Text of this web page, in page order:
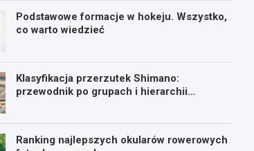
Podstawowe formacje w hokeju. Wszystko,
co warto wiedzieć
Klasyfikacja przerzutek Shimano:
przewodnik po grupach i hierarchii
Ranking najlepszych okularów rowerowych